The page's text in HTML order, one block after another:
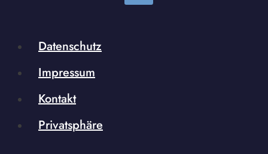
Datenschutz
Impressum
Kontakt
Privatsphäre